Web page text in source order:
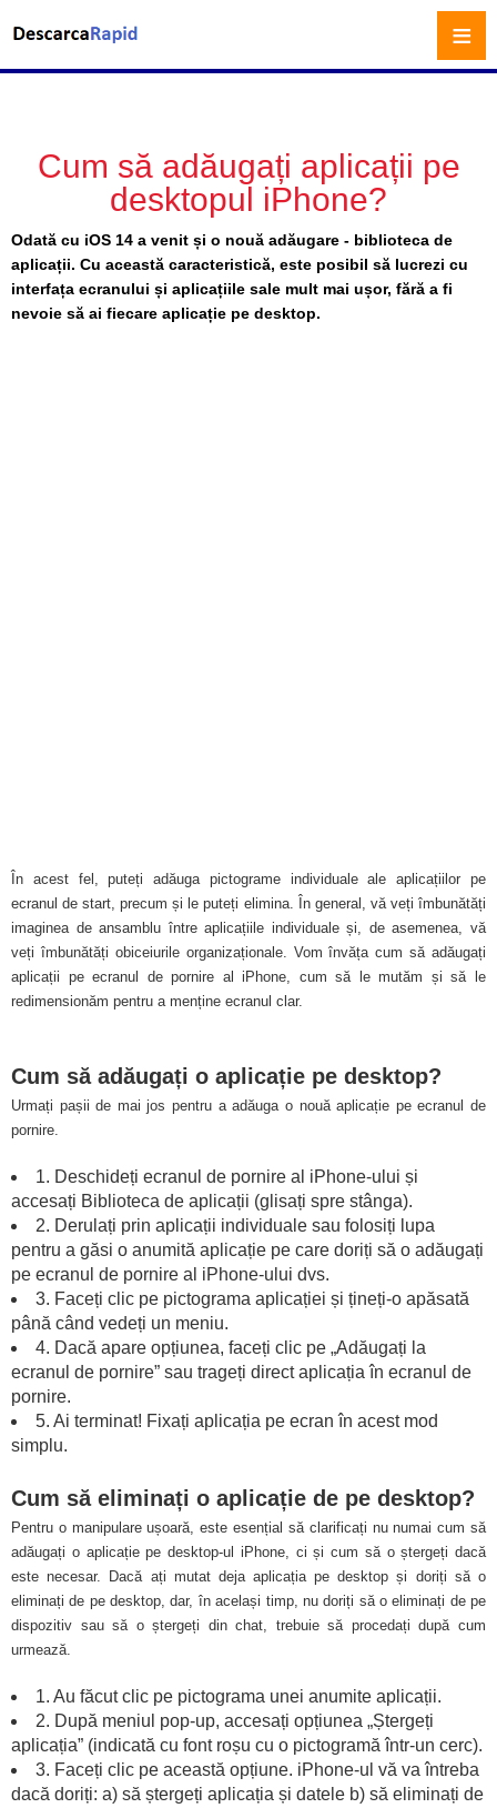
Cum să adăugați aplicații pe
desktopul iPhone?
Odată cu iOS 14 a venit și o nouă adăugare - biblioteca de
aplicații. Cu această caracteristică, este posibil să lucrezi cu
interfața ecranului și aplicațiile sale mult mai ușor, fără a fi
nevoie să ai fiecare aplicație pe desktop.
În acest fel, puteți adăuga pictograme individuale ale aplicațiilor pe
ecranul de start, precum și le puteți elimina. În general, vă veți îmbunătăți
imaginea de ansamblu între aplicațiile individuale și, de asemenea, vă
veți îmbunătăți obiceiurile organizaționale. Vom învăța cum să adăugați
aplicații pe ecranul de pornire al iPhone, cum să le mutăm și să le
redimensionăm pentru a menține ecranul clar.
Cum să adăugați o aplicație pe desktop?
Urmați pașii de mai jos pentru a adăuga o nouă aplicație pe ecranul de
pornire.
1. Deschideți ecranul de pornire al iPhone-ului și
accesați Biblioteca de aplicații (glisați spre stânga).
2. Derulați prin aplicații individuale sau folosiți lupa
pentru a găsi o anumită aplicație pe care doriți să o adăugați
pe ecranul de pornire al iPhone-ului dvs.
3. Faceți clic pe pictograma aplicației și țineți-o apăsată
până când vedeți un meniu.
4. Dacă apare opțiunea, faceți clic pe „Adăugați la
ecranul de pornire” sau trageți direct aplicația în ecranul de
pornire.
5. Ai terminat! Fixați aplicația pe ecran în acest mod
simplu.
Cum să eliminați o aplicație de pe desktop?
Pentru o manipulare ușoară, este esențial să clarificați nu numai cum să
adăugați o aplicație pe desktop-ul iPhone, ci și cum să o ștergeți dacă
este necesar. Dacă ați mutat deja aplicația pe desktop și doriți să o
eliminați de pe desktop, dar, în același timp, nu doriți să o eliminați de pe
dispozitiv sau să o ștergeți din chat, trebuie să procedați după cum
urmează.
1. Au făcut clic pe pictograma unei anumite aplicații.
2. După meniul pop-up, accesați opțiunea „Ștergeți
aplicația” (indicată cu font roșu cu o pictogramă într-un cerc).
3. Faceți clic pe această opțiune. iPhone-ul vă va întreba
dacă doriți: a) să ștergeți aplicația și datele b) să eliminați de
≡